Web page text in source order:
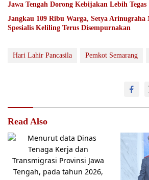
Jawa Tengah Dorong Kebijakan Lebih Tegas
Jangkau 109 Ribu Warga, Setya
Spesialis Keliling Terus Disempurnakan
Hari Lahir Pancasila Pemkot Semarang
Read Also